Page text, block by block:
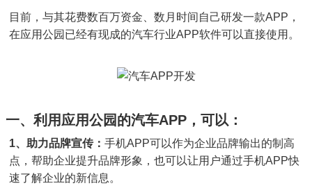
目前，与其花费数百万资金、数月时间自己研发一款APP，
在应用公园已经有现成的汽车行业APP软件可以直接使用。
一、利用应用公园的汽车APP，可以：
1、助力品牌宣传： 手机APP可以作为企业品牌输出的制高
点，帮助企业提升品牌形象，也可以让用户通过手机APP快
速了解企业的新信息。